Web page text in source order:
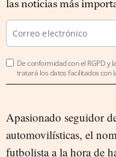
las noticias más
De conformidad con el RGPD y
tratará los datos facilitados con
Apasionado seguidor
automovilísticas, el
futbolista a la hora de